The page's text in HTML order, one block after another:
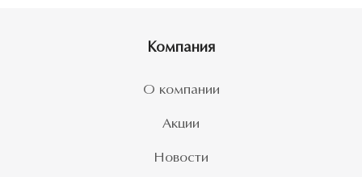
Компания
О компании
Акции
Новости